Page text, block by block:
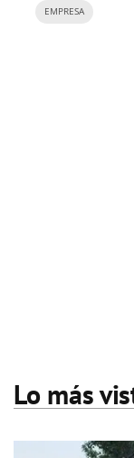
EMPRESA
Lo más